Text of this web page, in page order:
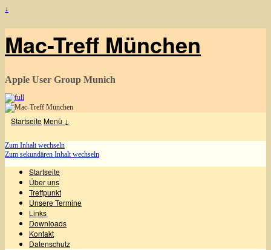
↓
Mac-Treff München
Apple User Group Munich
StartseiteMenü ↓
Zum Inhalt wechseln
Zum sekundären Inhalt wechseln
Startseite
Über uns
Treffpunkt
Unsere Termine
Links
Downloads
Kontakt
Datenschutz